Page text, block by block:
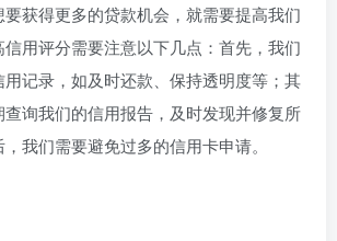
获得更多的贷款机会，就需要提高我们
用评分需要注意以下几点：首先，我们
记录，如及时还款、保持透明度等；其
询我们的信用报告，及时发现并修复所
我们需要避免过多的信用卡申请。